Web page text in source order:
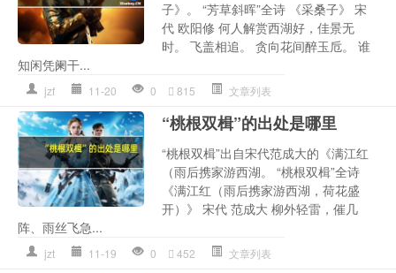
子》。 “芳草斜晖”全诗 《采桑子》 宋
代 欧阳修 何人解赏西湖好，佳景无
时。 飞盖相追。 贪向花间醉玉卮。 谁
知闲凭阑干...
jzf 11-20 0 815 文章列表
“桃根双楫”的出处是哪里
“桃根双楫”出自宋代范成大的《满江红
（雨后携家游西湖。 “桃根双楫”全诗
《满江红（雨后携家游西湖，荷花盛
开）》 宋代 范成大 柳外轻雷，催几
阵、雨丝飞急...
jzt 11-19 0 452 文章列表